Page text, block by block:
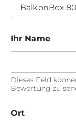
Ihr Name
Dieses Feld
Bewertung zu
Ort